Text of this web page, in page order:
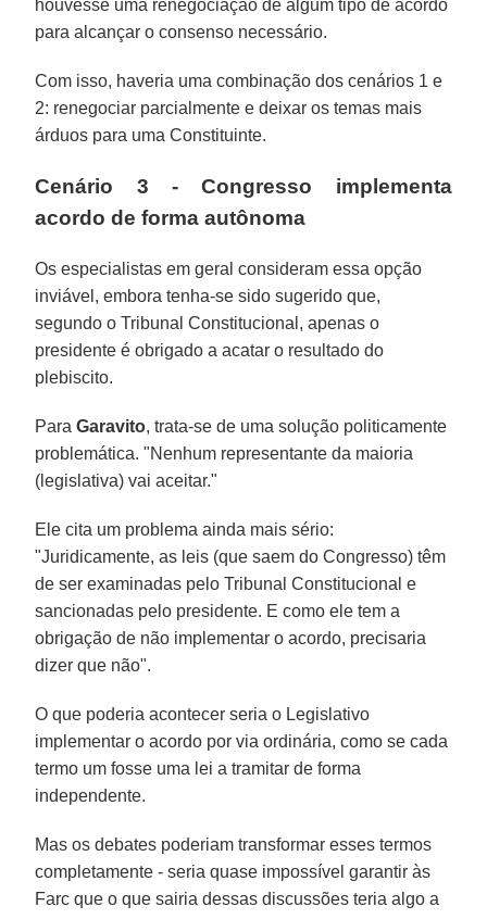
houvesse uma renegociação de algum tipo de acordo
para alcançar o consenso necessário.
Com isso, haveria uma combinação dos cenários 1 e
2: renegociar parcialmente e deixar os temas mais
árduos para uma Constituinte.
Cenário 3 - Congresso implementa
acordo de forma autônoma
Os especialistas em geral consideram essa opção
inviável, embora tenha-se sido sugerido que,
segundo o Tribunal Constitucional, apenas o
presidente é obrigado a acatar o resultado do
plebiscito.
ParaGaravito, trata-se de uma solução politicamente
problemática. "Nenhum representante da maioria
(legislativa) vai aceitar."
Ele cita um problema ainda mais sério:
"Juridicamente, as leis (que saem do Congresso) têm
de ser examinadas pelo Tribunal Constitucional e
sancionadas pelo presidente. E como ele tem a
obrigação de não implementar o acordo, precisaria
dizer que não".
O que poderia acontecer seria o Legislativo
implementar o acordo por via ordinária, como se cada
termo um fosse uma lei a tramitar de forma
independente.
Mas os debates poderiam transformar esses termos
completamente - seria quase impossível garantir às
Farc que o que sairia dessas discussões teria algo a